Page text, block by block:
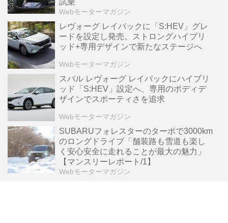
試乗
Webモーターマガジン
レヴォーグ レイバックに「S:HEV」グレ
ードを設定し発売。ストロングハイブリ
ッド+専用デザインで新たなステージへ
Webモーターマガジン
スバル レヴォーグ レイバックにハイブリ
ッド「S:HEV」設定へ、専用のボディデ
ザインでスポーティさを追求
Webモーターマガジン
SUBARUフォレスターのターボで3000km
のロングドライブ「舗装路も雪道も楽し
く安心安全に走れることが最大の魅力」
【マンスリーレポート/1】
Webモーターマガジン